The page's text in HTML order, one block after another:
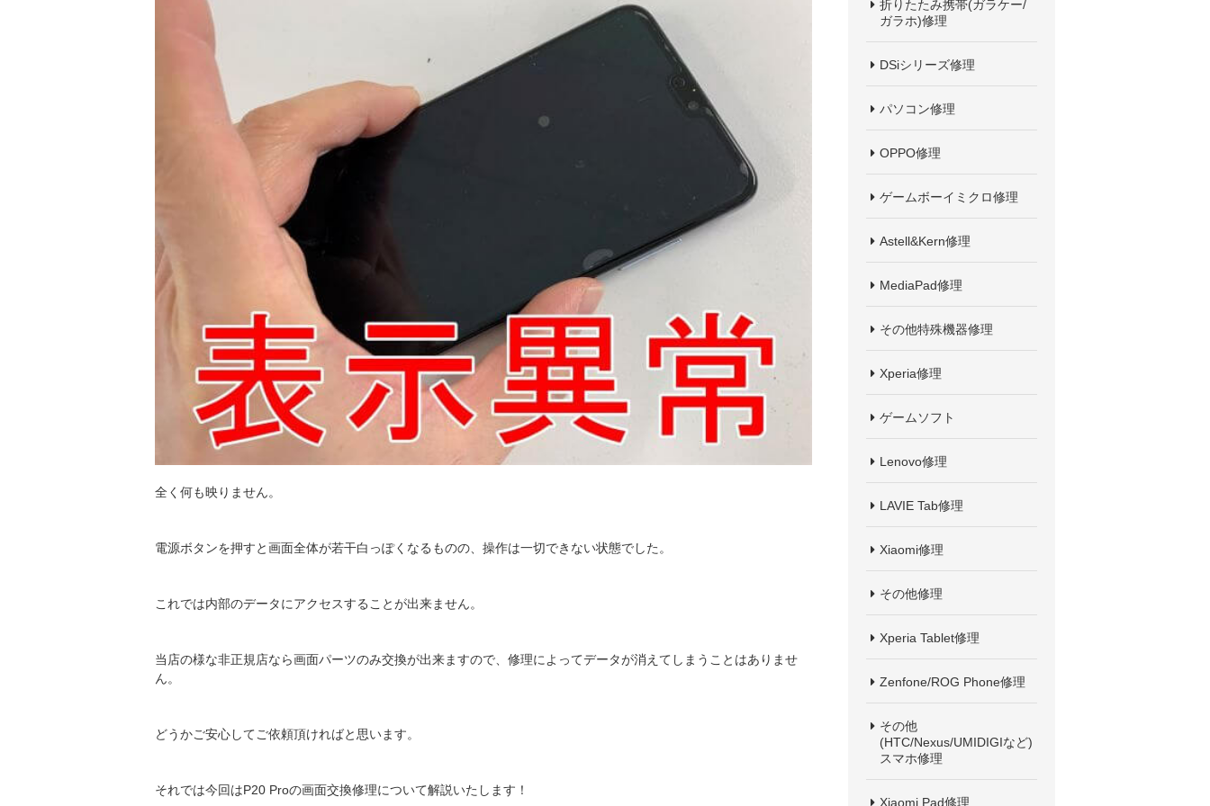
全く何も映りません。
電源ボタンを押すと画面全体が若干白っぽくなるものの、操作は一切できない状態でした。
これでは内部のデータにアクセスすることが出来ません。
当店の様な非正規店なら画面パーツのみ交換が出来ますので、修理によってデータが消えてしまうことはありませ
ん。
どうかご安心してご依頼頂ければと思います。
それでは今回はP20 Proの画面交換修理について解説いたします！
折りたたみ携帯(ガラケー/
ガラホ)修理
DSiシリーズ修理
パソコン修理
OPPO修理
ゲームボーイミクロ修理
Astell&Kern修理
MediaPad修理
その他特殊機器修理
Xperia修理
ゲームソフト
Lenovo修理
LAVIE Tab修理
Xiaomi修理
その他修理
Xperia Tablet修理
Zenfone/ROG Phone修理
その他
(HTC/Nexus/UMIDIGIなど)
スマホ修理
Xiaomi Pad修理